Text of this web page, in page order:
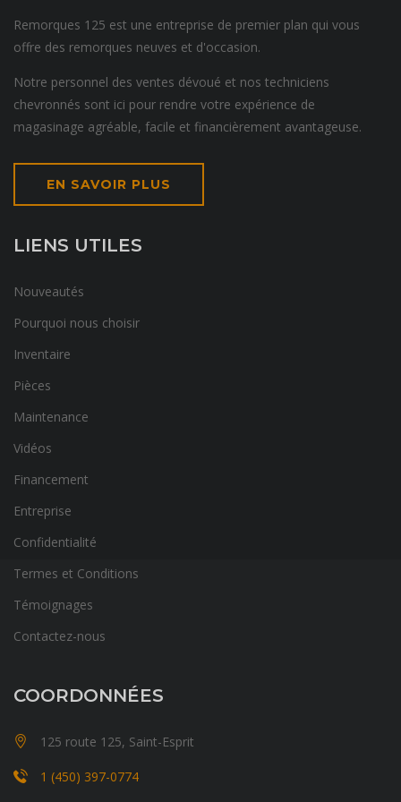
Remorques 125 est une entreprise de premier plan qui vous
offre des remorques neuves et d'occasion.
Notre personnel des ventes dévoué et nos techniciens
chevronnés sont ici pour rendre votre expérience de
magasinage agréable, facile et financièrement avantageuse.
EN SAVOIR PLUS
LIENS UTILES
Nouveautés
Pourquoi nous choisir
Inventaire
Pièces
Maintenance
Vidéos
Financement
Entreprise
Confidentialité
Termes et Conditions
Témoignages
Contactez-nous
COORDONNÉES
125 route 125, Saint-Esprit
1 (450) 397-0774